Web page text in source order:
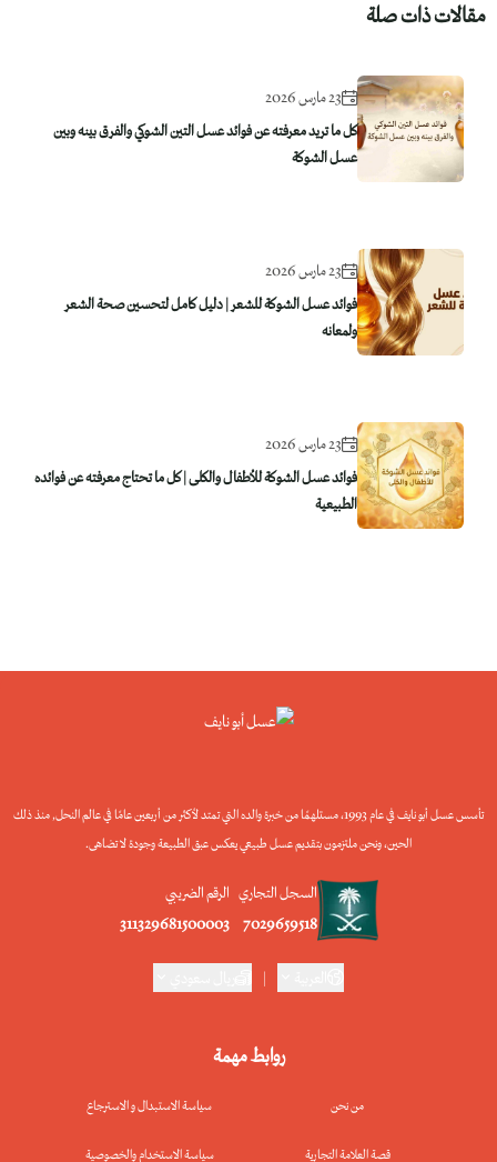
مقالات ذات صلة
23 مارس 2026
كل ما تريد معرفته عن فوائد عسل التين الشوكي والفرق بينه وبين
عسل الشوكة
23 مارس 2026
فوائد عسل الشوكة للشعر | دليل كامل لتحسين صحة الشعر
ولمعانه
23 مارس 2026
فوائد عسل الشوكة للأطفال والكلى | كل ما تحتاج معرفته عن فوائده
الطبيعية
روابط مهمة
من نحن
قصة العلامة التجارية
سياسة الاستبدال و الاسترجاع
سياسة الاستخدام والخصوصية
تأسس عسل أبو نايف في عام 1993، مستلهمًا من خبرة والده التي تمتد لأكثر من أربعين عامًا في عالم النحل, منذ ذلك
الحين، ونحن ملتزمون بتقديم عسل طبيعي يعكس عبق الطبيعة وجودة لا تضاهى.
السجل التجاري
7029659518
الرقم الضريبي
311329681500003
|